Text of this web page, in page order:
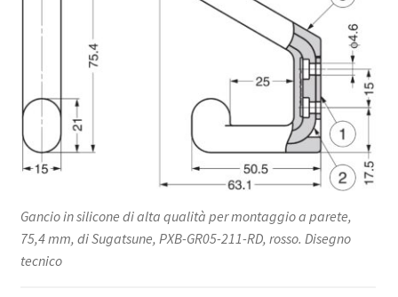
Gancio in silicone di alta qualità per montaggio a parete,
75,4 mm, di Sugatsune, PXB-GR05-211-RD, rosso. Disegno
tecnico